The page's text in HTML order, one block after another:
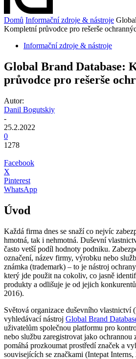
Domů Informační zdroje & nástroje
Kompletní průvodce pro rešerše
Informační zdroje & nástroje
Global Brand Database:
průvodce pro rešerše
Autor:
Danil Bogutskiy
-
25.2.2022
0
1278
Facebook
X
Pinterest
WhatsApp
Úvod
Každá firma dnes se snaží co nejvíc
hmotná, tak i nehmotná. Duševní
často vetší podíl hodnoty podniku.
označení, název firmy, výrobku nebo
známka (trademark) – to je nástroj
který jde použit na cokoliv, co jasně
produkty a odlišuje je od jejich
2016).
Světová organizace duševního vlastnictví
vyhledávací nástroj Global Brand
uživatelům společnou platformu pro
nebo službu zaregistrovat jako
pomáhá prozkoumat prostředí značek a
souvisejících se značkami (Intepat Interns,